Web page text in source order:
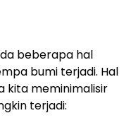
beberapa hal
bumi terjadi. Hal
kita meminimalisir
terjadi: